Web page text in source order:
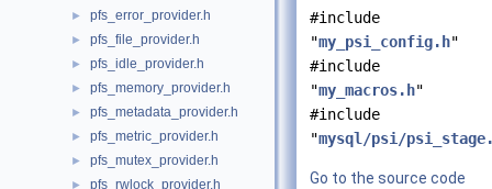
► pfs_error_provider.h
► pfs_file_provider.h
► pfs_idle_provider.h
► pfs_memory_provider.h
► pfs_metadata_provider.h
► pfs_metric_provider.h
► pfs_mutex_provider.h
► pfs_rwlock_provider.h
#include
"my_psi_config.h"
#include
"my_macros.h"
#include
"mysql/psi/
Go to the source code